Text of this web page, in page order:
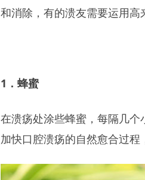
和消除，有的溃友需要运用高
1 ．蜂蜜
在溃疡处涂些蜂蜜，每隔几
加快口腔溃疡的自然愈合过程